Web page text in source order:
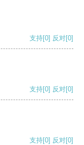
支持[0] 反对[0]
支持[0] 反对[0]
支持[0] 反对[0]